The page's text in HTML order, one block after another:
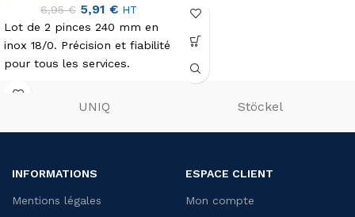
6,95€ 5,91 € HT
Lot de 2 pinces 240 mm en
inox 18/0. Précision et fiabilité
pour tous les services.
UNIQ Stöckel
INFORMATIONS
Mentions légales
ESPACE CLIENT
Mon compte